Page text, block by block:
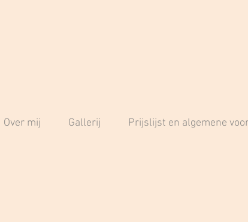
Over mij Gallerij Prijslijst en algemene